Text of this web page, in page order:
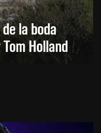
la boda
Holland